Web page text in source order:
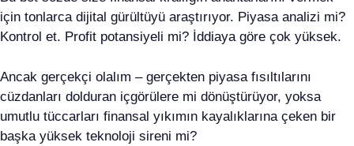
için tonlarca dijital gürültüyü araştırıyor. Piyasa analizi mi?
Kontrol et. Profit potansiyeli mi? İddiaya göre çok yüksek.
Ancak gerçekçi olalım – gerçekten piyasa fısıltılarını
cüzdanları dolduran içgörülere mi dönüştürüyor, yoksa
umutlu tüccarları finansal yıkımın kayalıklarına çeken bir
başka yüksek teknoloji sireni mi?